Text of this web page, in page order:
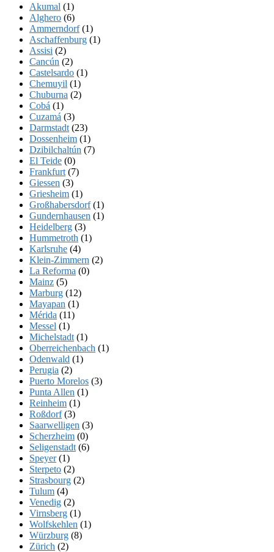
Akumal (1)
Alghero (6)
Ammerndorf(1)
Aschaffenburg (1)
Assisi (2)
Cancún (2)
Castelsardo (1)
Chemuyil (1)
Chuburna (2)
Cobá (1)
Cuzamá (3)
Darmstadt (23)
Dossenheim (1)
Dzibilchaltún (7)
El Teide (0)
Frankfurt (7)
Giessen (3)
Griesheim (1)
Großhabersdorf(1)
Gundernhausen (1)
Heidelberg (3)
Hummetroth (1)
Karlsruhe (4)
Klein-Zimmern (2)
La Reforma (0)
Mainz (5)
Marburg (12)
Mayapan (1)
Mérida (11)
Messel (1)
Michelstadt (1)
Oberreichenbach (1)
Odenwald (1)
Perugia (2)
Puerto Morelos (3)
Punta Allen (1)
Reinheim (1)
Roßdorf(3)
Saarwelligen (3)
Scherzheim (0)
Seligenstadt (6)
Speyer(1)
Sterpeto (2)
Strasbourg (2)
Tulum (4)
Venedig (2)
Virnsberg (1)
Wolfskehlen (1)
Würzburg (8)
Zürich (2)